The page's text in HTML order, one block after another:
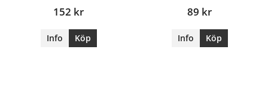
152 kr
Info Köp
89 kr
Info Köp